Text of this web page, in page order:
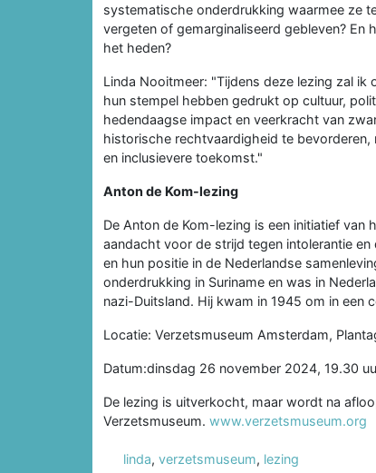
systematische onderdrukking waarmee ze
vergeten of gemarginaliseerd gebleven? En
het heden?
Linda Nooitmeer: "Tijdens deze lezing zal
hun stempel hebben gedrukt op cultuur,
hedendaagse impact en veerkracht van
historische rechtvaardigheid te
en inclusievere toekomst."
Anton de Kom-lezing
De Anton de Kom-lezing is een initiatief van
aandacht voor de strijd tegen intolerantie
en hun positie in de Nederlandse
onderdrukking in Suriname en was in
nazi-Duitsland. Hij kwam in 1945 om in een
Locatie: Verzetsmuseum Amsterdam,
Datum:dinsdag 26 november 2024, 19.30
De lezing is uitverkocht, maar wordt na
Verzetsmuseum. www.verzetsmuseum.org
linda, verzetsmuseum, lezing